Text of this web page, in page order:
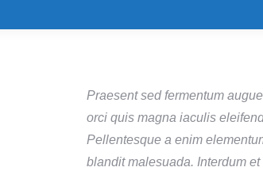
Praesent sed fermentum
orci quis magna iaculis
Pellentesque a enim
blandit malesuada. Interdum